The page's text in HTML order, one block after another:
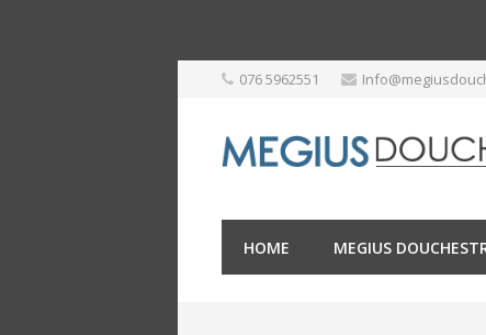
076 5962551
HOME MEGIUS